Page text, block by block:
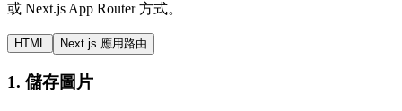
或 Next.js App Router 方式。
HTML Next.js 應用路由
1. 儲存圖片